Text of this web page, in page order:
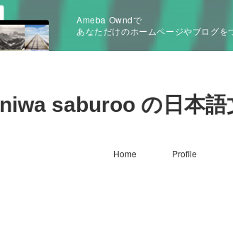
Ameba Owndで
あなただけのホームページやブログを
niwa saburoo の日本語
Home Profile